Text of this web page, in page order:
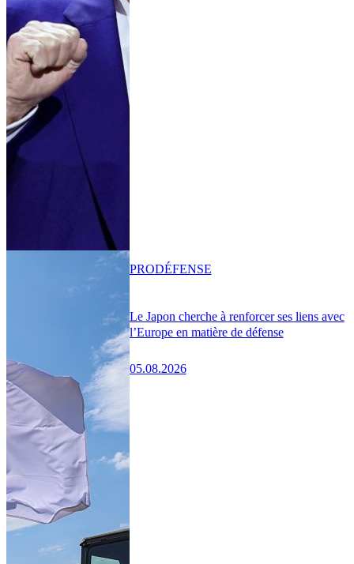
Le Japon cherche à renforcer ses liens avec
l’Europe en matière de défense
05.08.2026
PRODÉFENSE